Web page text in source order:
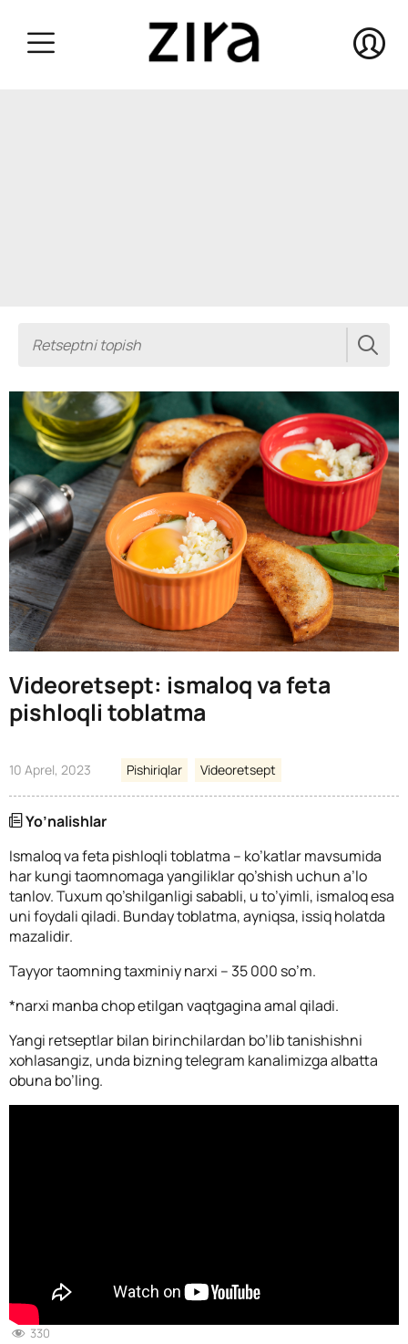
Videoretsept: ismaloq va feta
pishloqli toblatma
10 Aprel, 2023 Pishiriqlar Videoretsept
Yo’nalishlar
Ismaloq va feta pishloqli toblatma – ko’katlar mavsumida
har kungi taomnomaga yangiliklar qo’shish uchun a’lo
tanlov. Tuxum qo’shilganligi sababli, u to’yimli, ismaloq esa
uni foydali qiladi. Bunday toblatma, ayniqsa, issiq holatda
mazalidir.
Tayyor taomning taxminiy narxi – 35 000 so’m.
*narxi manba chop etilgan vaqtgagina amal qiladi.
Yangi retseptlar bilan birinchilardan bo’lib tanishishni
xohlasangiz, unda bizning telegram kanalimizga albatta
obuna bo’ling.
330